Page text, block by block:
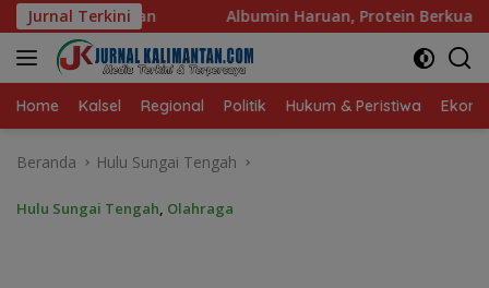
Langsung
ke
konten
Jurnal Terkini
Haruan, Protein Berkualitas untuk Hidup Sehat
Home Kalsel Regional Politik Hukum & Peristiwa
Beranda Hulu Sungai Tengah
Hulu Sungai Tengah, Olahraga